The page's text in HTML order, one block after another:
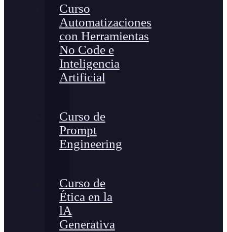
Curso
Automatizaciones
con Herramientas
No Code e
Inteligencia
Artificial
Curso de
Prompt
Engineering
Curso de
Ética en la
lA
Generativa